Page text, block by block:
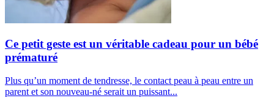
Ce petit geste est un véritable cadeau pour un bébé
prématuré
Plus qu’un moment de tendresse, le contact peau à peau entre un
parent et son nouveau-né serait un puissant...